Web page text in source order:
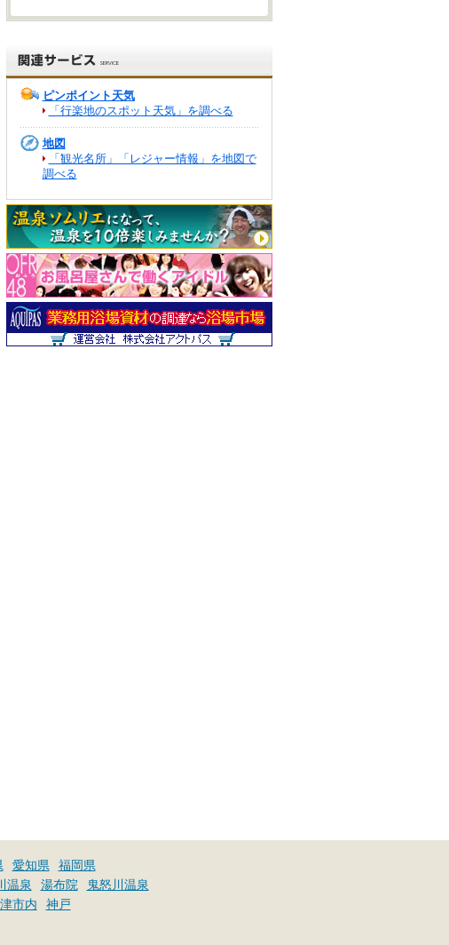
ピンポイント天気
「行楽地のスポット天気」を調べる
地図
「観光名所」「レジャー情報」を地図で
調べる
愛知県 福岡県
温泉 湯布院 鬼怒川温泉
市内 神戸